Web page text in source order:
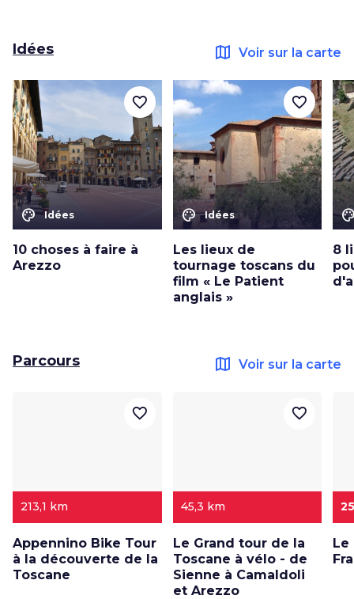
Idées map Voir sur la carte
color_lens Idées
10 choses à faire à
Arezzo
favorite_border
color_lens Idées
Les lieux de
tournage toscans du
film « Le Patient
anglais »
favorite_border
8
Parcours map Voir sur la carte
213,1 km
Appennino Bike Tour
à la découverte de la
Toscane
favorite_border
45,3 km
Le Grand tour de la
Toscane à vélo - de
Sienne à Camaldoli
et Arezzo
favorite_border
Le